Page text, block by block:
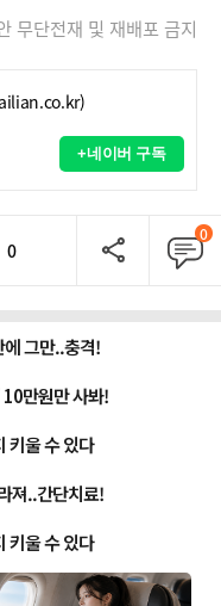
무단전재 및 재배포 금지
+네이버 구독
0
0